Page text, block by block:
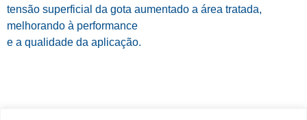
tensão superficial da gota aumentado a área tratada,
melhorando à performance
e a qualidade da aplicação.